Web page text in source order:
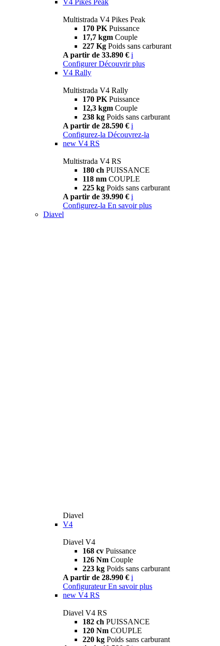
Multistrada V4 Pikes Peak
170 PK Puissance
17,7 kgm Couple
227 Kg Poids sans carburant
A partir de 33.890 € i
Configurer Découvrir plus
V4 Rally
Multistrada V4 Rally
170 PK Puissance
12,3 kgm Couple
238 kg Poids sans carburant
A partir de 28.590 € i
Configurez-la Découvrez-la
new V4 RS
Multistrada V4 RS
180 ch PUISSANCE
118 nm COUPLE
225 kg Poids sans carburant
A partir de 39.990 € i
Configurez-la En savoir plus
Diavel
Diavel
V4
Diavel V4
168 cv Puissance
126 Nm Couple
223 kg Poids sans carburant
A partir de 28.990 € i
Configurateur En savoir plus
new V4 RS
Diavel V4 RS
182 ch PUISSANCE
120 Nm COUPLE
220 kg Poids sans carburant